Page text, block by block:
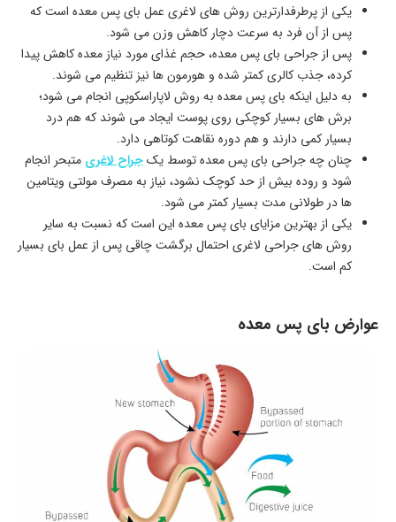
یکی از پرطرفدارترین روش های لاغری عمل بای پس معده است که
پس از آن فرد به سرعت دچار کاهش وزن می شود.
پس از جراحی بای پس معده، حجم غذای مورد نیاز معده کاهش پیدا
کرده، جذب کالری کمتر شده و هورمون ها نیز تنظیم می شوند.
به دلیل اینکه بای پس معده به روش لاپاراسکوپی انجام می شود؛
برش های بسیار کوچکی روی پوست ایجاد می شوند که هم درد
بسیار کمی دارند و هم دوره نقاهت کوتاهی دارد.
چنان چه جراحی بای پس معده توسط یکجراح لاغری متبحر انجام
شود و روده بیش از حد کوچک نشود، نیاز به مصرف مولتی ویتامین
ها در طولانی مدت بسیار کمتر می شود.
یکی از بهترین مزایای بای پس معده این است که نسبت به سایر
روش های جراحی لاغری احتمال برگشت چاقی پس از عمل بای بسیار
کم است.
عوارض بای پس معده